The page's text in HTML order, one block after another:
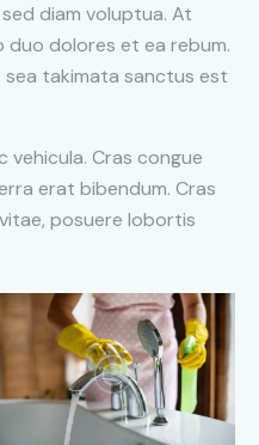
diam voluptua. At
dolores et ea rebum.
takimata sanctus est
vehicula. Cras congue
erat bibendum. Cras
posuere lobortis